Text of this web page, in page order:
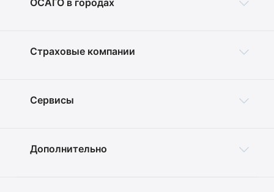
ОСАГО в городах
Страховые компании
Сервисы
Дополнительно